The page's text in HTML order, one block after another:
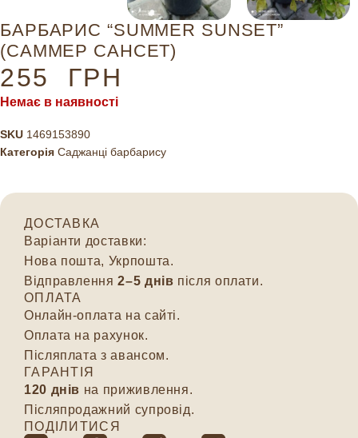
БАРБАРИС “SUMMER SUNSET”
(САММЕР САНСЕТ)
255 ГРН
Немає в наявності
SKU 1469153890
Категорія Саджанці барбарису
ДОСТАВКА
Варіанти доставки:
Нова пошта, Укрпошта.
Відправлення2–5 днів після оплати.
ОПЛАТА
Онлайн-оплата на сайті.
Оплата на рахунок.
Післяплата з авансом.
ГАРАНТІЯ
120 днів на приживлення.
Післяпродажний супровід.
ПОДІЛИТИСЯ